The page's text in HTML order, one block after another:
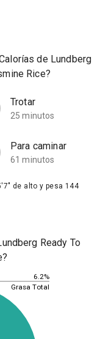
de Lundberg
Rice?
Trotar
25 minutos
Para caminar
61 minutos
de alto y pesa 144
Ready To
6.2%
Grasa Total